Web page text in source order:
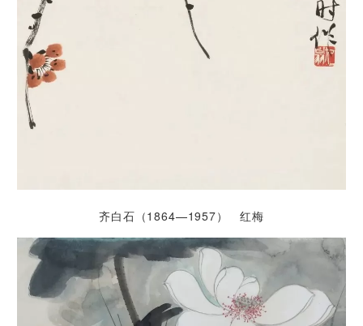
齐白石（1864—1957） 红梅